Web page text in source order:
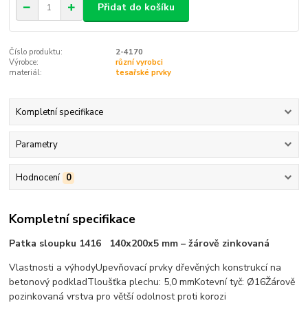
Přidat do košíku
Číslo produktu:
2-4170
Výrobce:
různí vyrobci
materiál:
tesařské prvky
Kompletní specifikace
Parametry
Hodnocení 0
Kompletní specifikace
Patka sloupku 1416 140x200x5 mm – žárově zinkovaná
Vlastnosti a výhodyUpevňovací prvky dřevěných konstrukcí na
betonový podkladTloušťka plechu: 5,0 mmKotevní tyč: Ø16Žárově
pozinkovaná vrstva pro větší odolnost proti korozi